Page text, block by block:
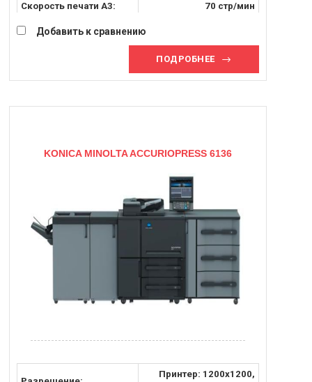
Скорость печати A3: 70 стр/мин
Скорость печати SRA3:
Добавить к сравнению
ПОДРОБНЕЕ
KONICA MINOLTA ACCURIOPRESS 6136
Принтер: 1200х1200,